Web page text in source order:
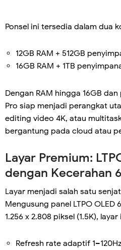
Ponsel ini tersedia dalam dua
12GB RAM + 512GB
16GB RAM + 1TB
Dengan RAM hingga 16GB
Pro siap menjadi perangkat
editing video 4K, atau
bergantung pada cloud atau
Layar Premium:
dengan Kecerahan
Layar menjadi salah satu
Mengusung panel LTPO OLED
1.256 x 2.808 piksel (1.5K),
Refresh rate adaptif